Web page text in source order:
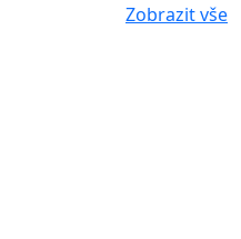
Zobrazit vše